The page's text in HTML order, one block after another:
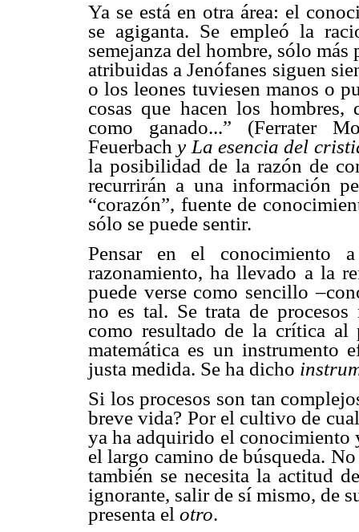
Ya se está en otra área: el
se agiganta. Se empleó la
semejanza del hombre, sólo
atribuidas a Jenófanes siguen
o los leones tuviesen manos o
cosas que hacen los
como ganado...” (Ferrater
Feuerbach y La esencia del
la posibilidad de la razón de
recurrirán a una información
“corazón”, fuente de
sólo se puede sentir.
Pensar en el
razonamiento, ha llevado a la
puede verse como sencillo
no es tal. Se trata de
como resultado de la crítica
matemática es un instrumento
justa medida. Se ha dicho
Si los procesos son tan
breve vida? Por el cultivo de
ya ha adquirido el conocimiento
el largo camino de búsqueda.
también se necesita la actitud
ignorante, salir de sí mismo, de
presenta el otro.